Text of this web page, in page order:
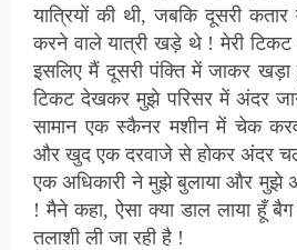
यात्रियों की थी, जबकि दूसरी कतार
करने वाले यात्री खड़े थे ! मेरी टिकट
इसलिए मैं दूसरी पंक्ति में जाकर खड़ा
टिकट देखकर मुझे परिसर में अंदर
सामान एक स्कैनर मशीन में चेक
और खुद एक दरवाजे से होकर अंदर
एक अधिकारी ने मुझे बुलाया और मुझे
! मैने कहा, ऐसा क्या डाल लाया हूँ
तलाशी ली जा रही है !